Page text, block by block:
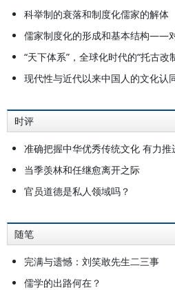
科举制的衰落和制度化儒家的解体
儒家制度化的形成和基本结构——
“天下体系”，全球化时代的“托古改
现代性与近代以来中国人的文化认
时评
准确把握中华优秀传统文化 有力推
当季羡林和任继愈离开之际
官员道德是私人领域吗？
随笔
完满与遗憾：刘笑敢先生二三事
儒学的出路何在？